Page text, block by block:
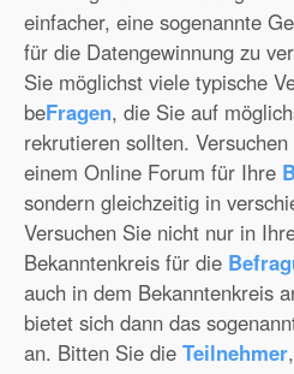
einfacher, eine sogenannte
für die Datengewinnung zu
Sie möglichst viele typische
beFragen, die Sie auf
rekrutieren sollten.
einem Online Forum für Ihre
sondern gleichzeitig in
Versuchen Sie nicht nur in
Bekanntenkreis für die
auch in dem Bekanntenkreis
bietet sich dann das
an. Bitten Sie die Teilnehmer